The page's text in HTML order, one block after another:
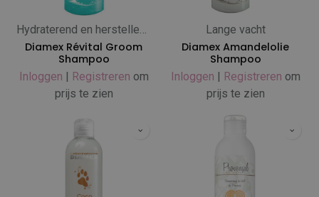
Hydraterend en herstellend
Diamex Révital Groom
Shampoo
Inloggen | Registreren om
prijs te zien
Lange vacht
Diamex Amandelolie
Shampoo
Inloggen | Registreren om
prijs te zien